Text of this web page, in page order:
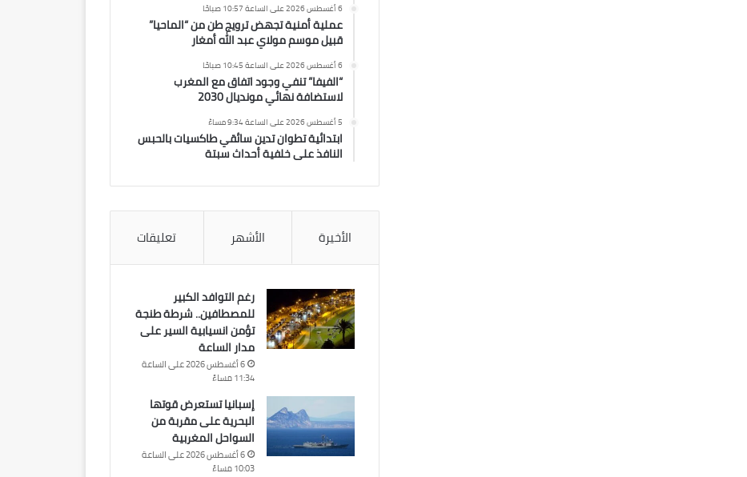
6 أغسطس 2026 على الساعة 10:57 صباحًا
عملية أمنية تجهض ترويج طن من “الماحيا”
قبيل موسم مولاي عبد الله أمغار
6 أغسطس 2026 على الساعة 10:45 صباحًا
“الفيفا” تنفي وجود اتفاق مع المغرب
لاستضافة نهائي مونديال 2030
5 أغسطس 2026 على الساعة 9:34 مساءً
ابتدائية تطوان تدين سائقي طاكسيات بالحبس
النافذ على خلفية أحداث سبتة
الأخيرة الأشهر تعليقات
رغم التوافد الكبير
للمصطافين.. شرطة طنجة
تؤمن انسيابية السير على
مدار الساعة
6 أغسطس 2026 على الساعة
11:34 مساءً
إسبانيا تستعرض قوتها
البحرية على مقربة من
السواحل المغربية
6 أغسطس 2026 على الساعة
10:03 مساءً